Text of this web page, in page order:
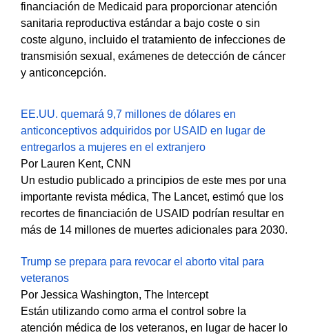
financiación de Medicaid para proporcionar atención
sanitaria reproductiva estándar a bajo coste o sin
coste alguno, incluido el tratamiento de infecciones de
transmisión sexual, exámenes de detección de cáncer
y anticoncepción.
EE.UU. quemará 9,7 millones de dólares en
anticonceptivos adquiridos por USAID en lugar de
entregarlos a mujeres en el extranjero
Por Lauren Kent, CNN
Un estudio publicado a principios de este mes por una
importante revista médica, The Lancet, estimó que los
recortes de financiación de USAID podrían resultar en
más de 14 millones de muertes adicionales para 2030.
Trump se prepara para revocar el aborto vital para
veteranos
Por Jessica Washington, The Intercept
Están utilizando como arma el control sobre la
atención médica de los veteranos, en lugar de hacer lo